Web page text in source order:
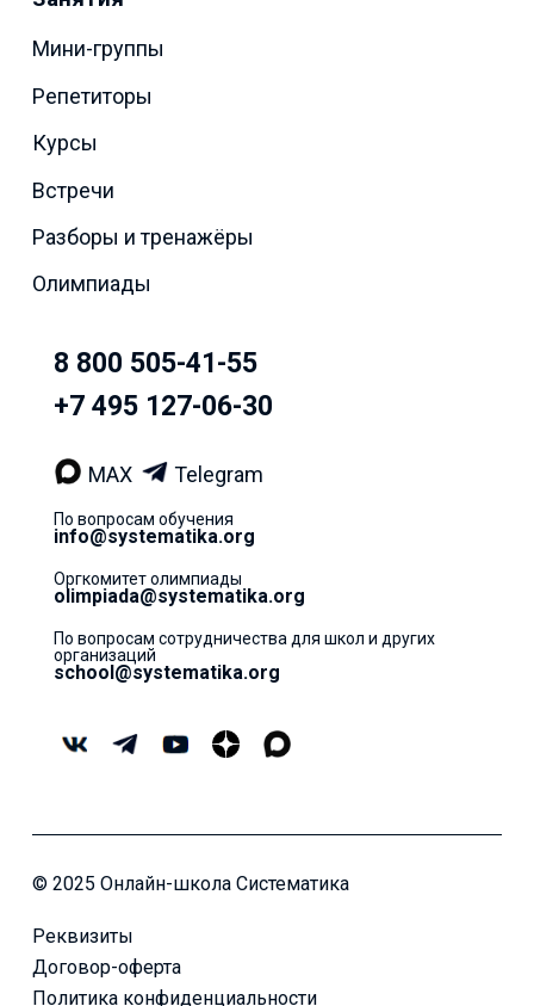
Мини-группы
Репетиторы
Курсы
Встречи
Разборы и тренажёры
Олимпиады
8 800 505-41-55
+7 495 127-06-30
MAX Telegram
По вопросам обучения
info@systematika.org
Оргкомитет олимпиады
olimpiada@systematika.org
По вопросам сотрудничества для школ и других
организаций
school@systematika.org
© 2025 Онлайн-школа Систематика
Реквизиты
Договор-оферта
Политика конфиденциальности